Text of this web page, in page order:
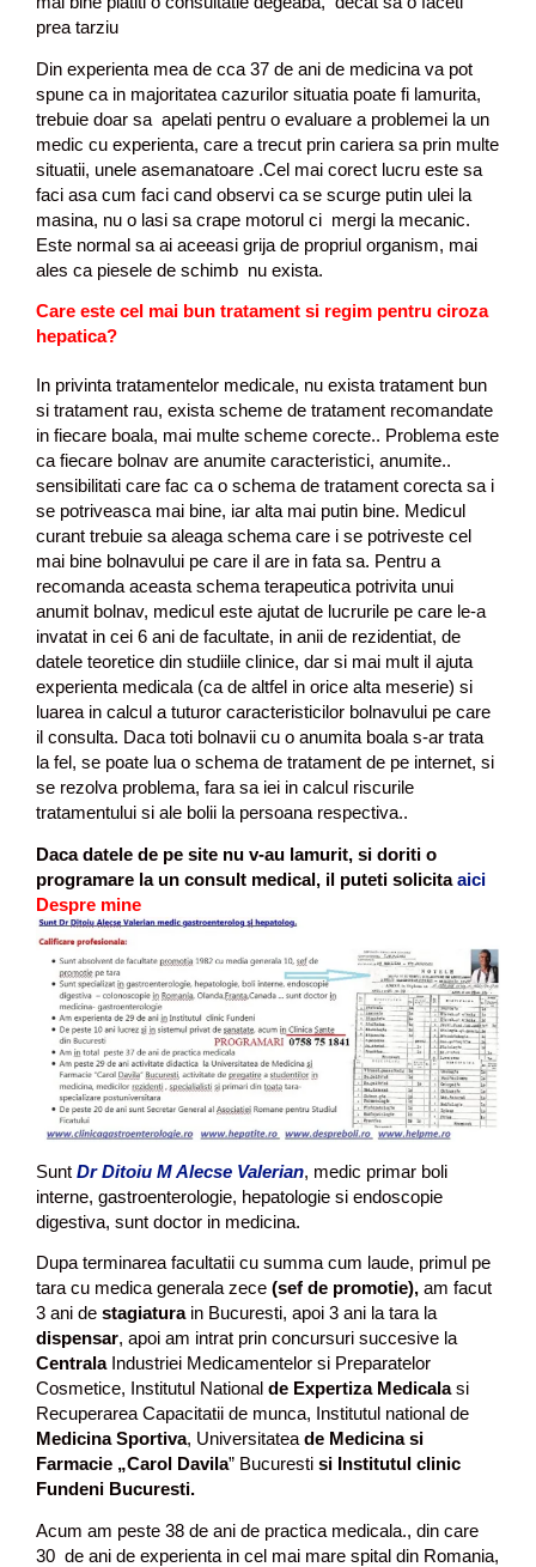
prea tarziu
Din experienta mea de cca 37 de ani de medicina va pot
spune ca in majoritatea cazurilor situatia poate fi lamurita,
trebuie doar sa apelati pentru o evaluare a problemei la un
medic cu experienta, care a trecut prin cariera sa prin multe
situatii, unele asemanatoare .Cel mai corect lucru este sa
faci asa cum faci cand observi ca se scurge putin ulei la
masina, nu o lasi sa crape motorul ci mergi la mecanic.
Este normal sa ai aceeasi grija de propriul organism, mai
ales ca piesele de schimb nu exista.
Care este cel mai bun tratament si regim pentru ciroza
hepatica?
In privinta tratamentelor medicale, nu exista tratament bun
si tratament rau, exista scheme de tratament recomandate
in fiecare boala, mai multe scheme corecte.. Problema este
ca fiecare bolnav are anumite caracteristici, anumite..
sensibilitati care fac ca o schema de tratament corecta sa i
se potriveasca mai bine, iar alta mai putin bine. Medicul
curant trebuie sa aleaga schema care i se potriveste cel
mai bine bolnavului pe care il are in fata sa. Pentru a
recomanda aceasta schema terapeutica potrivita unui
anumit bolnav, medicul este ajutat de lucrurile pe care le-a
invatat in cei 6 ani de facultate, in anii de rezidentiat, de
datele teoretice din studiile clinice, dar si mai mult il ajuta
experienta medicala (ca de altfel in orice alta meserie) si
luarea in calcul a tuturor caracteristicilor bolnavului pe care
il consulta. Daca toti bolnavii cu o anumita boala s-ar trata
la fel, se poate lua o schema de tratament de pe internet, si
se rezolva problema, fara sa iei in calcul riscurile
tratamentului si ale bolii la persoana respectiva..
Daca datele de pe site nu v-au lamurit, si doriti o
programare la un consult medical, il puteti solicitaaici
Despre mine
Sunt Dr Ditoiu M Alecse Valerian, medic primar boli
interne, gastroenterologie, hepatologie si endoscopie
digestiva, sunt doctor in medicina.
Dupa terminarea facultatii cu summa cum laude, primul pe
tara cu medica generala zece (sef de promotie), am facut
3 ani de stagiaturain Bucuresti, apoi 3 ani la tara la
dispensar, apoi am intrat prin concursuri succesive la
CentralaIndustriei Medicamentelor si Preparatelor
Cosmetice, Institutul National de Expertiza Medicalasi
Recuperarea Capacitatii de munca, Institutul national de
Medicina Sportiva, Universitateade Medicina si
Farmacie „Carol Davila” Bucuresti si Institutul clinic
Fundeni Bucuresti.
Acum am peste 38 de ani de practica medicala., din care
30 de ani de experienta in cel mai mare spital din Romania,